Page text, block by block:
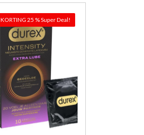
KORTING 25 % Super Deal!